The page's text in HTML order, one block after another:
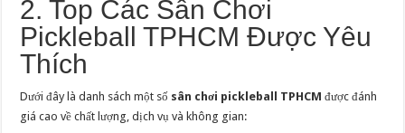
2. Top Các Sân Chơi
Pickleball TPHCM Được Yêu
Thích
Dưới đây là danh sách một số sân chơi pickleball TPHCM được đánh
giá cao về chất lượng, dịch vụ và không gian: